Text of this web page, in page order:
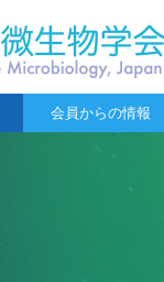
会員からの情報